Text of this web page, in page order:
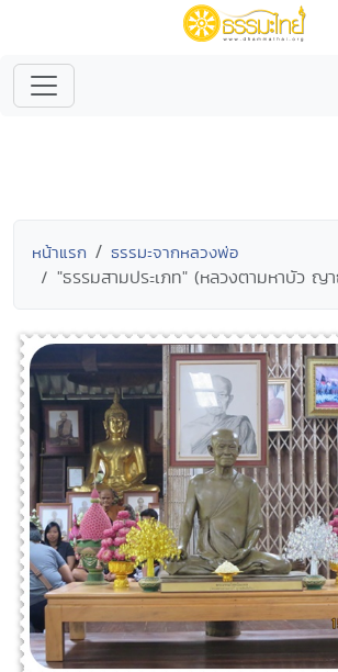
หน้าแรก ธรรมะจากหลวงพ่อ
"ธรรมสามประเภท" (หลวงตามหาบัว ญ